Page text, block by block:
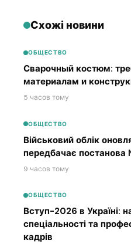
Схожі новини
ОБЩЕСТВО
Сварочный костюм:
материалам и
5 часов тому
ОБЩЕСТВО
Військовий облік
передбачає постанова
9 часов тому
ОБЩЕСТВО
Вступ-2026 в Україні:
спеціальності та
кадрів